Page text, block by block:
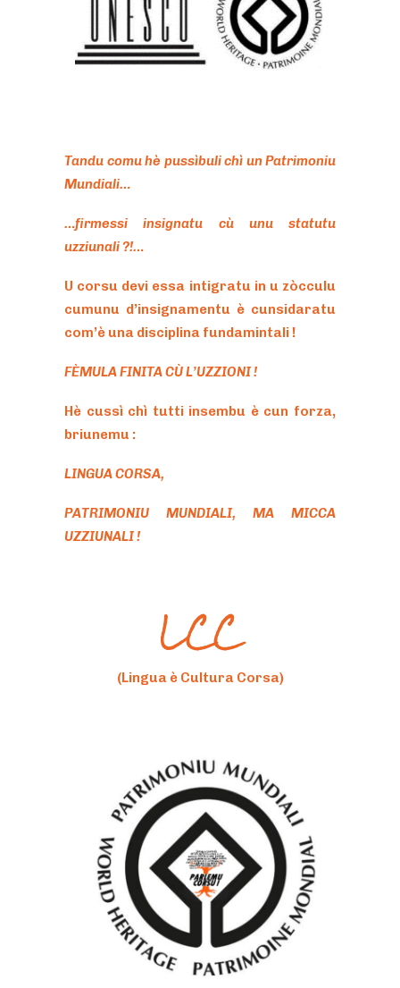
Tandu comu hè pussìbuli chì un Patrimoniu
Mundiali…
…firmessi insignatu cù unu statutu
uzziunali ?!…
U corsu devi essa intigratu in u zòcculu
cumunu d’insignamentu è cunsidaratu
com’è una disciplina fundamintali !
FÈMULA FINITA CÙ L’UZZIONI !
Hè cussì chì tutti insembu è cun forza,
briunemu :
LINGUA CORSA,
PATRIMONIU MUNDIALI, MA MICCA
UZZIUNALI !
LCC
(Lingua è Cultura Corsa)